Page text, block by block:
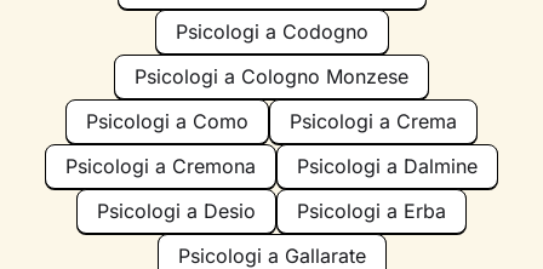
Psicologi a Codogno
Psicologi a Cologno Monzese
Psicologi a Como
Psicologi a Crema
Psicologi a Cremona
Psicologi a Dalmine
Psicologi a Desio
Psicologi a Erba
Psicologi a Gallarate